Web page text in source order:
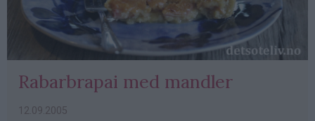
Rabarbrapai med mandler
12.09.2005